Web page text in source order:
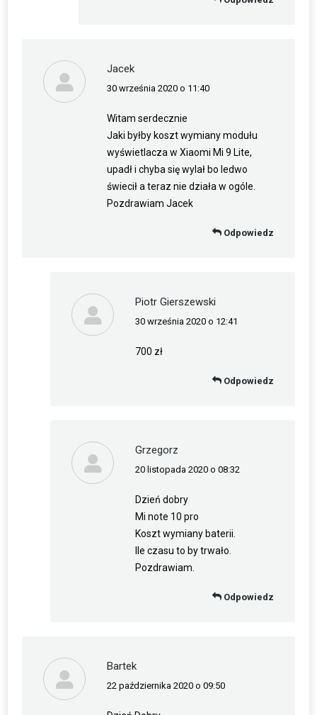
Jacek
napisał(a):
30 września 2020 o 11:40
Witam serdecznie
Jaki byłby koszt wymiany modułu
wyświetlacza w Xiaomi Mi 9 Lite,
upadł i chyba się wylał bo ledwo
świecił a teraz nie działa w ogóle.
Pozdrawiam Jacek
Odpowiedz
Piotr Gierszewski
napisał(a):
30 września 2020 o 12:41
700 zł
Odpowiedz
Grzegorz
napisał(a):
20 listopada 2020 o 08:32
Dzień dobry
Mi note 10 pro
Koszt wymiany baterii.
Ile czasu to by trwało.
Pozdrawiam.
Odpowiedz
Bartek
napisał(a):
22 października 2020 o 09:50